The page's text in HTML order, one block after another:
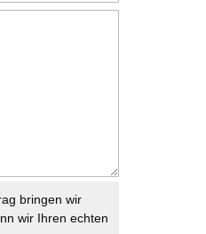
bringen wir
wir Ihren echten